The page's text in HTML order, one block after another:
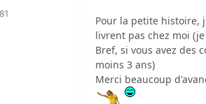
81
Pour la petite histoire,
livrent pas chez moi
Bref, si vous avez des
moins 3 ans)
Merci beaucoup